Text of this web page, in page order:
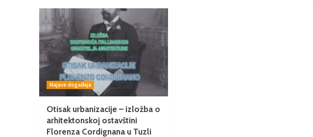
Najave događaja
Otisak urbanizacije – izložba o
arhitektonskoj ostavštini
Florenza Cordignana u Tuzli